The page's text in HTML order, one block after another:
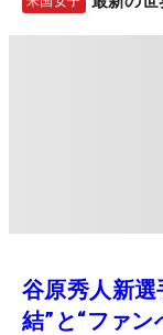
谷原秀人新選
結”と“ファン